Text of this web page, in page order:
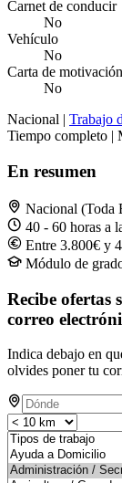
Carnet de conducir
No
Vehículo
No
Carta de motivación
No
Nacional | Trabajo
Tiempo completo |
En resumen
Nacional (Toda
40 - 60 horas a
Entre 3.800€ y
Módulo de
Recibe ofertas
correo
Indica debajo en
olvides poner tu